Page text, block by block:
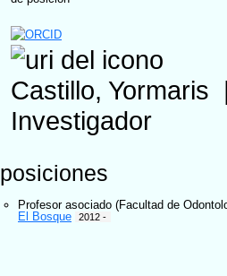
Castillo, Yormaris
Investigador
posiciones
Profesor asociado (Facultad de
El Bosque
2012 -